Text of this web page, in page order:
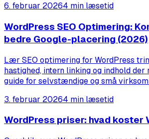
6. februar 20264 min læsetid
WordPress SEO Optimering:
bedre Google-placering (2026)
Lær SEO optimering for WordPress
hastighed, intern linking og indhold der
guide for selvstændige og små
3. februar 20264 min læsetid
WordPress priser: hvad koster